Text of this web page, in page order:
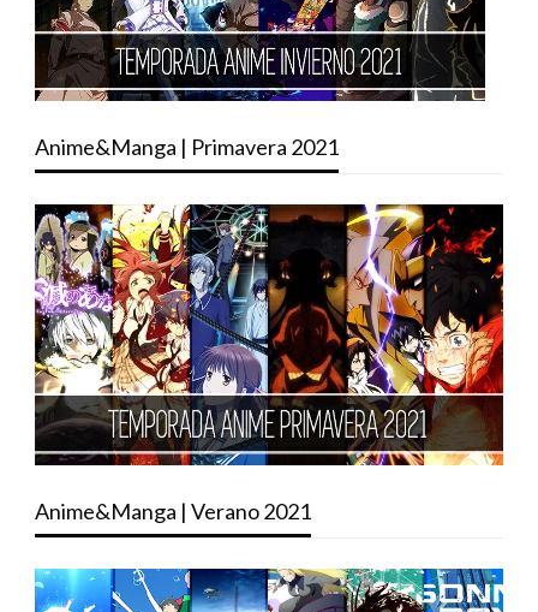
Anime&Manga | Primavera 2021
Anime&Manga | Verano 2021